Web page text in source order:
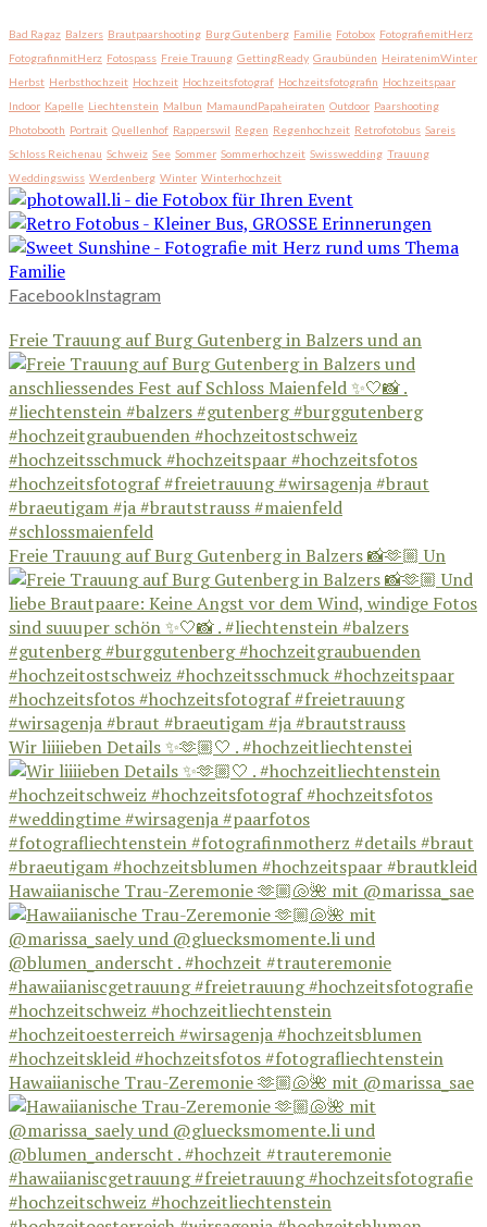
Bad Ragaz Balzers Brautpaarshooting Burg Gutenberg Familie Fotobox FotografiemitHerz
FotografinmitHerz Fotospass Freie Trauung GettingReady Graubünden HeiratenimWinter
Herbst Herbsthochzeit Hochzeit Hochzeitsfotograf Hochzeitsfotografin Hochzeitspaar
Indoor Kapelle Liechtenstein Malbun MamaundPapaheiraten Outdoor Paarshooting
Photobooth Portrait Quellenhof Rapperswil Regen Regenhochzeit Retrofotobus Sareis
Schloss Reichenau Schweiz See Sommer Sommerhochzeit Swisswedding Trauung
Weddingswiss Werdenberg Winter Winterhochzeit
FacebookInstagram
Freie Trauung auf Burg Gutenberg in Balzers und an
Freie Trauung auf Burg Gutenberg in Balzers 📸🫶🏼 Un
Wir liiiieben Details ✨🫶🏼🤍 . #hochzeitliechtenstei
Hawaiianische Trau-Zeremonie 🫶🏼🐚🌺 mit @marissa_sae
Hawaiianische Trau-Zeremonie 🫶🏼🐚🌺 mit @marissa_sae